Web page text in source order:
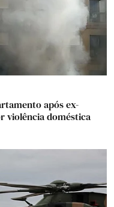
após ex-
violência doméstica